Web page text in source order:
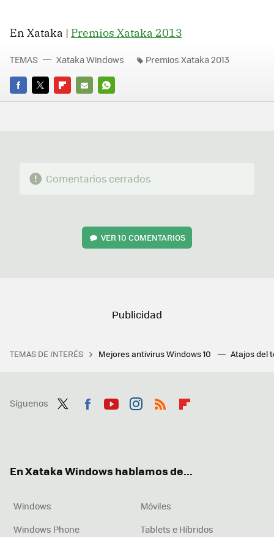
En Xataka | Premios Xataka 2013
FACEBOOK
TWITTERFLIPBOARD
E-
WHATSAPP
TEMAS Xataka Windows Premios Xataka 2013
Comentarios cerrados
VER10 COMENTARIOS
TEMAS DE INTERÉS Mejores antivirus Windows 10 Atajos del
Síguenos
En Xataka Windows hablamos de...
Windows
Móviles
Windows Phone
Tablets e Híbridos